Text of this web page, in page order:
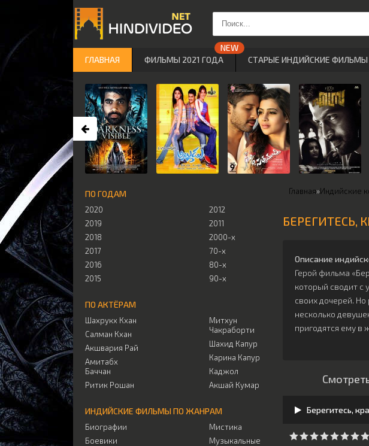
Главная»Индийские
БЕРЕГИТЕСЬ,
Описание
Герой фильма
который сводит с
своих дочерей.
несколько
пригодятся ему в
Берегитесь,
ПО ГОДАМ
2020
2019
2018
2017
2016
2015
2012
2011
2000-х
70-х
80-х
90-х
ПО АКТЁРАМ
Шахрукх Кхан
Салман Кхан
Акшвария Рай
Амитабх
Баччан
Ритик Рошан
Митхун
Чакраборти
Шахид Капур
Карина Капур
Каджол
Акшай Кумар
ИНДИЙСКИЕ ФИЛЬМЫ ПО ЖАНРАМ
Биографии
Боевики
Мистика
Музыкальные
ГЛАВНАЯ ФИЛЬМЫ 2021 ГОДА СТАРЫЕ ИНДИЙСКИЕ ФИЛЬМЫ